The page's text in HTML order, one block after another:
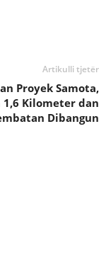
Artikulli tjetër
Proyek Samota,
1,6 Kilometer dan
Dibangun